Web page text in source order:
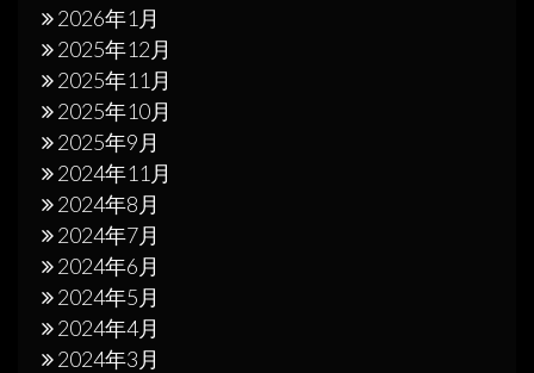
2026年1月
2025年12月
2025年11月
2025年10月
2025年9月
2024年11月
2024年8月
2024年7月
2024年6月
2024年5月
2024年4月
2024年3月